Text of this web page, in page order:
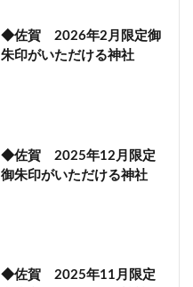
◆佐賀 2026年2月限定御
朱印がいただける神社
◆佐賀 2025年12月限定
御朱印がいただける神社
◆佐賀 2025年11月限定